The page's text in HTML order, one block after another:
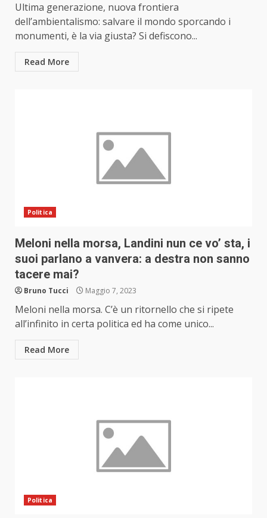
Ultima generazione, nuova frontiera
dell’ambientalismo: salvare il mondo sporcando i
monumenti, è la via giusta? Si defiscono...
Read More
Politica
Meloni nella morsa, Landini nun ce vo’ sta, i
suoi parlano a vanvera: a destra non sanno
tacere mai?
Bruno Tucci Maggio 7, 2023
Meloni nella morsa. C’è un ritornello che si ripete
all’infinito in certa politica ed ha come unico...
Read More
Politica